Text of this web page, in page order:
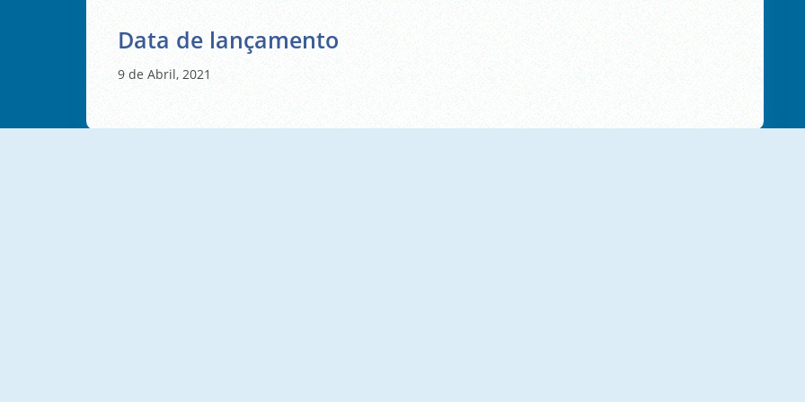
Data de lançamento
9 de Abril, 2021